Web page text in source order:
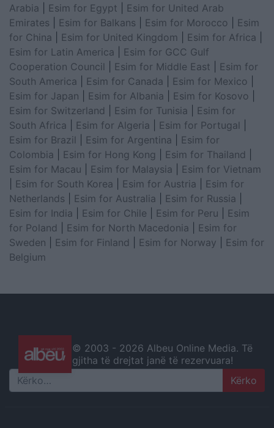
Arabia
Esim for Egypt
Esim for United Arab
Emirates
Esim for Balkans Esim for Morocco
Esim
for China
Esim for United Kingdom Esim for Africa
Esim for Latin America
Esim for GCC Gulf
Cooperation Council
Esim for Middle East
Esim for
South America
Esim for Canada Esim for Mexico
Esim for Japan
Esim for Albania Esim for Kosovo
Esim for Switzerland
Esim for Tunisia
Esim for
South Africa
Esim for Algeria Esim for Portugal
Esim for Brazil
Esim for Argentina
Esim for
Colombia
Esim for Hong Kong Esim for Thailand
Esim for Macau
Esim for Malaysia
Esim for Vietnam
Esim for South Korea Esim for Austria
Esim for
Netherlands
Esim for Australia Esim for Russia
Esim for India
Esim for Chile Esim for Peru
Esim
for Poland
Esim for North Macedonia
Esim for
Sweden
Esim for Finland Esim for Norway
Esim for
Belgium
© 2003 - 2026 Albeu Online Media. Të
gjitha të drejtat janë të rezervuara!
Search